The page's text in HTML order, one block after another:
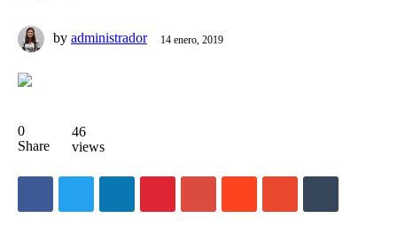
by administrador 14 enero, 2019
0
Share
46
views